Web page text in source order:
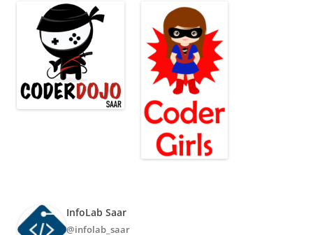
InfoLab Saar
@infolab_saar